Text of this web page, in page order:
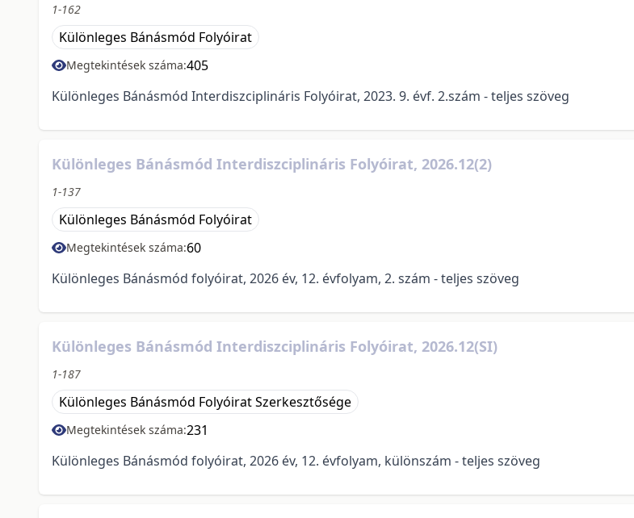
1-162
Különleges Bánásmód Folyóirat
Megtekintések száma:405
Különleges Bánásmód Interdiszciplináris Folyóirat, 2023. 9. évf. 2.szám - teljes szöveg
Különleges Bánásmód Interdiszciplináris Folyóirat, 2026.12(2)
1-137
Különleges Bánásmód Folyóirat
Megtekintések száma:60
Különleges Bánásmód folyóirat, 2026 év, 12. évfolyam, 2. szám - teljes szöveg
Különleges Bánásmód Interdiszciplináris Folyóirat, 2026.12(SI)
1-187
Különleges Bánásmód Folyóirat Szerkesztősége
Megtekintések száma:231
Különleges Bánásmód folyóirat, 2026 év, 12. évfolyam, különszám - teljes szöveg